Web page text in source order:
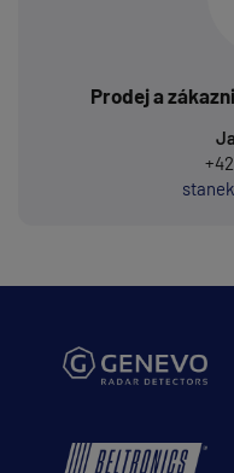
Prodej a